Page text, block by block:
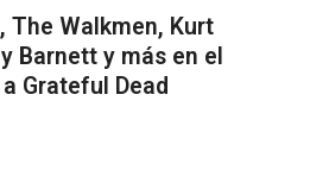
The Walkmen, Kurt
Barnett y más en el
Grateful Dead